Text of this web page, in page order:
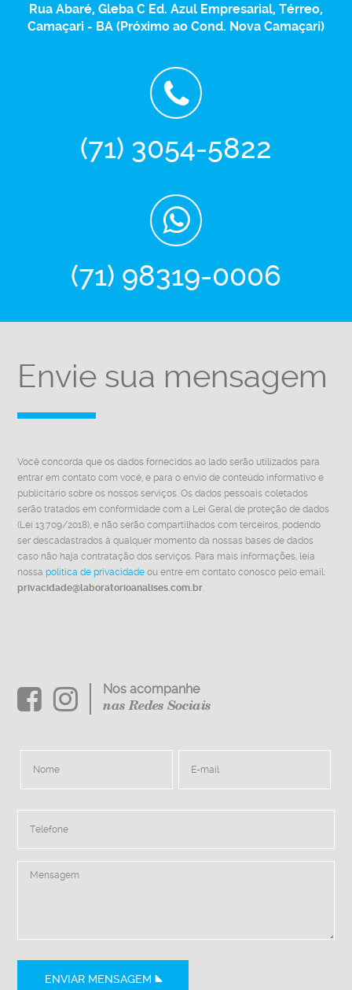
Rua Abaré, Gleba C Ed. Azul Empresarial, Térreo,
Camaçari - BA (Próximo ao Cond. Nova Camaçari)
(71) 3054-5822
(71) 98319-0006
Envie sua mensagem
Você concorda que os dados fornecidos ao lado serão utilizados para
entrar em contato com você, e para o envio de conteúdo informativo e
publicitário sobre os nossos serviços. Os dados pessoais coletados
serão tratados em conformidade com a Lei Geral de proteção de dados
(Lei 13.709/2018), e não serão compartilhados com terceiros, podendo
ser descadastrados à qualquer momento da nossas bases de dados
caso não haja contratação dos serviços. Para mais informações, leia
nossapolítica de privacidade ou entre em contato conosco pelo email:
privacidade@laboratorioanalises.com.br.
Nos acompanhe
nas Redes Sociais
ENVIAR MENSAGEM